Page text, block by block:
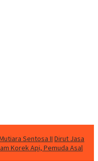
Sentosa II Dirut Jasa
Korek Api, Pemuda Asal